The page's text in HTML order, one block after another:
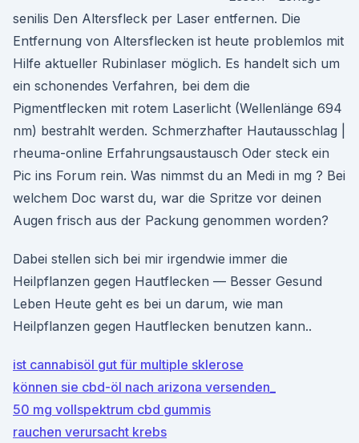
senilis Den Altersfleck per Laser entfernen. Die
Entfernung von Altersflecken ist heute problemlos mit
Hilfe aktueller Rubinlaser möglich. Es handelt sich um
ein schonendes Verfahren, bei dem die
Pigmentflecken mit rotem Laserlicht (Wellenlänge 694
nm) bestrahlt werden. Schmerzhafter Hautausschlag |
rheuma-online Erfahrungsaustausch Oder steck ein
Pic ins Forum rein. Was nimmst du an Medi in mg ? Bei
welchem Doc warst du, war die Spritze vor deinen
Augen frisch aus der Packung genommen worden?
Dabei stellen sich bei mir irgendwie immer die
Heilpflanzen gegen Hautflecken — Besser Gesund
Leben Heute geht es bei un darum, wie man
Heilpflanzen gegen Hautflecken benutzen kann..
ist cannabisöl gut für multiple sklerose
können sie cbd-öl nach arizona versenden_
50 mg vollspektrum cbd gummis
rauchen verursacht krebs